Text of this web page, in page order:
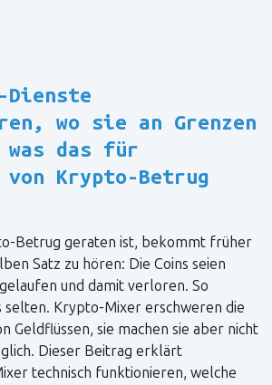
Dienste
wo sie an Grenzen
was das für
Krypto-Betrug
Betrug geraten ist, bekommt früher
Satz zu hören: Die Coins seien
und damit verloren. So
selten. Krypto-Mixer erschweren die
Geldflüssen, sie machen sie aber nicht
Dieser Beitrag erklärt
technisch funktionieren, welche